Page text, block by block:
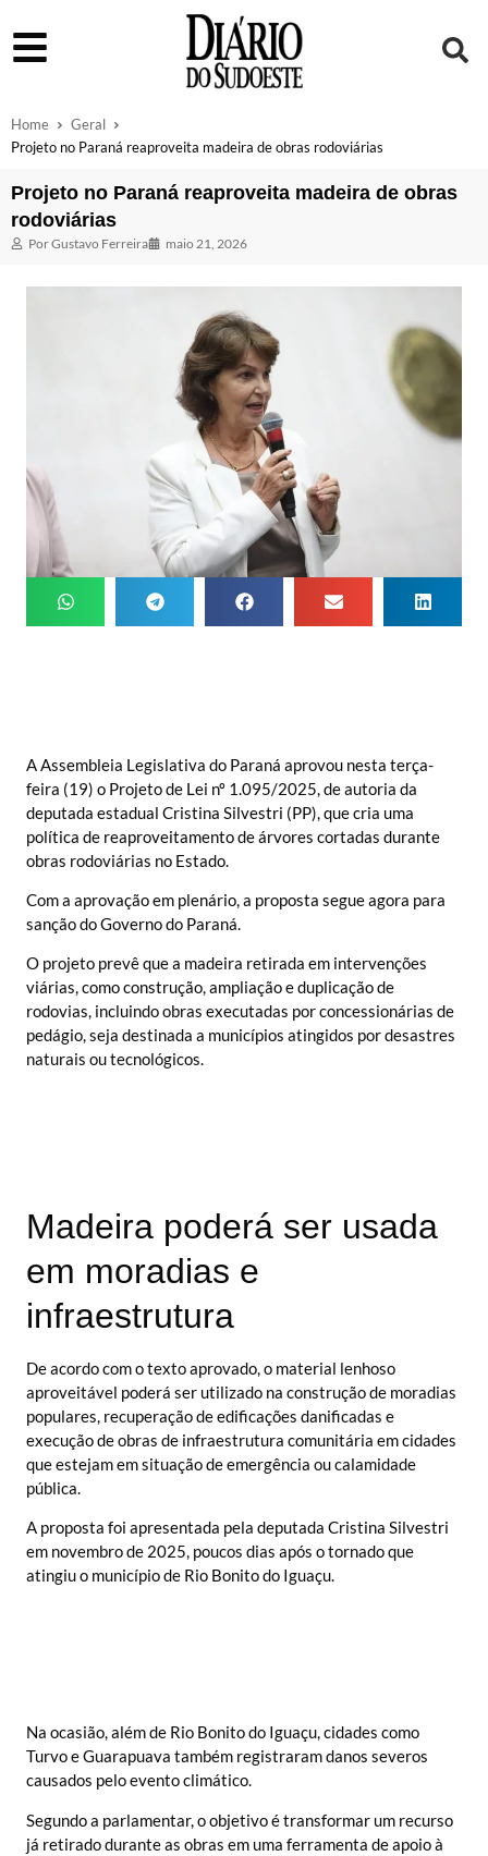
Home
Geral
Projeto no Paraná reaproveita madeira de obras rodoviárias
Projeto no Paraná reaproveita madeira de obras
rodoviárias
PorGustavo Ferreira maio 21, 2026
A Assembleia Legislativa do Paraná aprovou nesta terça-
feira (19) o Projeto de Lei nº 1.095/2025, de autoria da
deputada estadual Cristina Silvestri (PP), que cria uma
política de reaproveitamento de árvores cortadas durante
obras rodoviárias no Estado.
Com a aprovação em plenário, a proposta segue agora para
sanção do Governo do Paraná.
O projeto prevê que a madeira retirada em intervenções
viárias, como construção, ampliação e duplicação de
rodovias, incluindo obras executadas por concessionárias de
pedágio, seja destinada a municípios atingidos por desastres
naturais ou tecnológicos.
Madeira poderá ser usada
em moradias e
infraestrutura
De acordo com o texto aprovado, o material lenhoso
aproveitável poderá ser utilizado na construção de moradias
populares, recuperação de edificações danificadas e
execução de obras de infraestrutura comunitária em cidades
que estejam em situação de emergência ou calamidade
pública.
A proposta foi apresentada pela deputada Cristina Silvestri
em novembro de 2025, poucos dias após o tornado que
atingiu o município de Rio Bonito do Iguaçu.
Na ocasião, além de Rio Bonito do Iguaçu, cidades como
Turvo e Guarapuava também registraram danos severos
causados pelo evento climático.
Segundo a parlamentar, o objetivo é transformar um recurso
já retirado durante as obras em uma ferramenta de apoio à